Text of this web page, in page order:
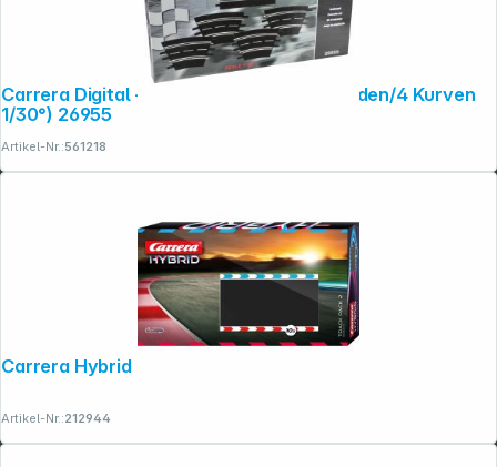
Carrera Digital + Evo. Ausbauset (2 Geraden/4 Kurven
1/30°) 26955
Artikel-Nr.:561218
Artikel-Nr.:212944